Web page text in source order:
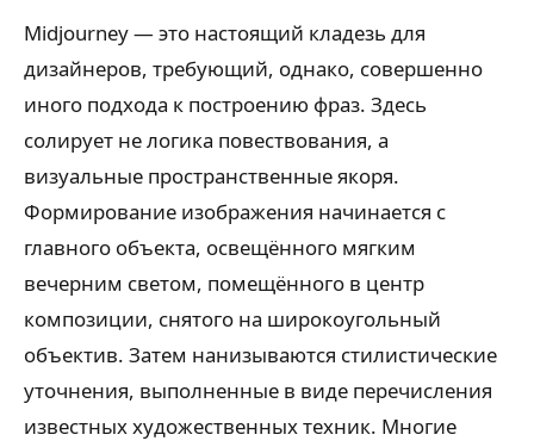
Midjourney — это настоящий кладезь для
дизайнеров, требующий, однако, совершенно
иного подхода к построению фраз. Здесь
солирует не логика повествования, а
визуальные пространственные якоря.
Формирование изображения начинается с
главного объекта, освещённого мягким
вечерним светом, помещённого в центр
композиции, снятого на широкоугольный
объектив. Затем нанизываются стилистические
уточнения, выполненные в виде перечисления
известных художественных техник. Многие